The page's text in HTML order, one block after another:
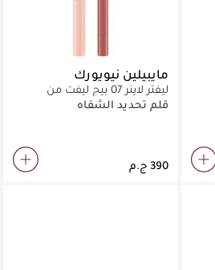
مايبيلين نيويورك
ليفتر لاينر 07 بيج ليفت من
مايبيلين نيويورك - قلم تحديد
شفاه بحمض الهيالورونيك
قلم تحديد الشفاه